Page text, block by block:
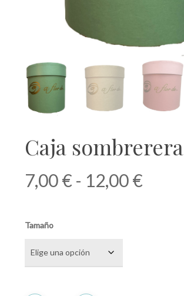
Caja sombrerera
7,00€ - 12,00€Rango
Tamaño